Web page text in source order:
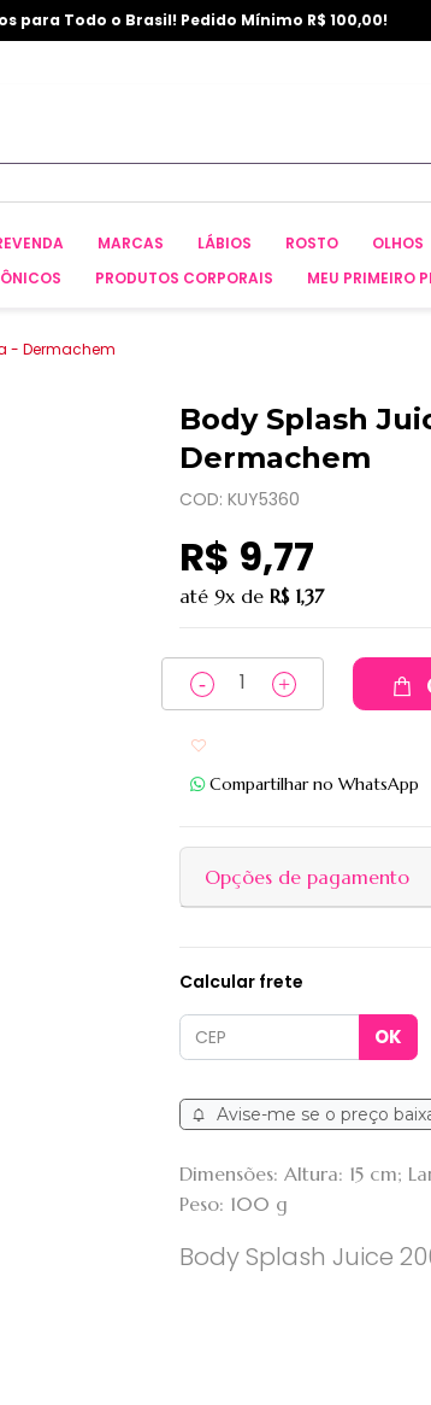
para Todo o Brasil! Pedido Mínimo R$ 100,00!
MARCAS LÁBIOS ROSTO OLHOS
PRODUTOS CORPORAIS MEU PRIMEIRO
- Dermachem
Body Splash
Dermachem
COD: KUY5360
R$ 9,77
até 9x de R$ 1,37
Compartilhar no WhatsApp
Opções de pagamento
Calcular frete
Avise-me se o preço
Dimensões: Altura: 15 cm;
Peso: 100 g
Body Splash Juice